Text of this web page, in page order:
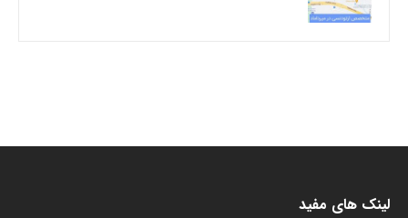
لینک های مفید